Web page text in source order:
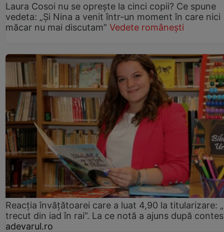
Laura Cosoi nu se oprește la cinci copii? Ce spune
vedeta: „Și Nina a venit într-un moment în care nici
măcar nu mai discutam” Vedete românești
Reacția învățătoarei care a luat 4,90 la titularizare:
trecut din iad în rai”. La ce notă a ajuns după
adevarul.ro